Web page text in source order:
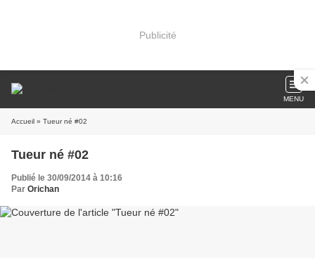
Publicité
MENU
Accueil » Tueur né #02
Tueur né #02
Publié le 30/09/2014 à 10:16
Par Orichan